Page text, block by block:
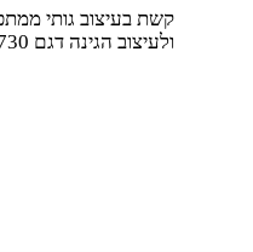
קשת בעיצוב גותי
ולעיצוב הגינה דגם 7730 מבית טיפות טבע